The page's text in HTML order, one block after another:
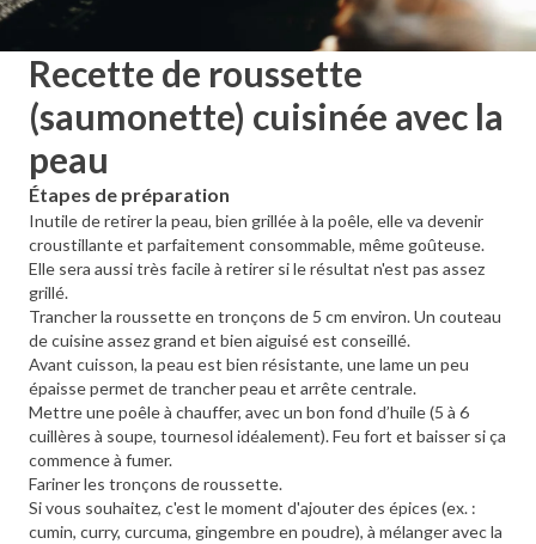
Recette de roussette
(saumonette) cuisinée avec la
peau
Étapes de préparation
Inutile de retirer la peau, bien grillée à la poêle, elle va devenir
croustillante et parfaitement consommable, même goûteuse.
Elle sera aussi très facile à retirer si le résultat n'est pas assez
grillé.
Trancher la roussette en tronçons de 5 cm environ. Un couteau
de cuisine assez grand et bien aiguisé est conseillé.
Avant cuisson, la peau est bien résistante, une lame un peu
épaisse permet de trancher peau et arrête centrale.
Mettre une poêle à chauffer, avec un bon fond d’huile (5 à 6
cuillères à soupe, tournesol idéalement). Feu fort et baisser si ça
commence à fumer.
Fariner les tronçons de roussette.
Si vous souhaitez, c'est le moment d'ajouter des épices (ex. :
cumin, curry, curcuma, gingembre en poudre), à mélanger avec la